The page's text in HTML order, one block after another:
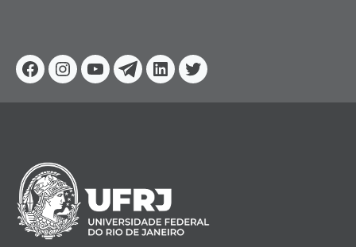
FacebookInstagram
YoutubeTelegram
LinkedinTwitter